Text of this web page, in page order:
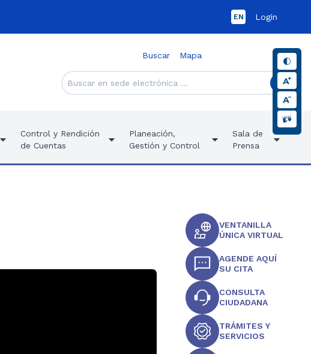
EN Login
Buscar Mapa
Control y Rendición
de Cuentas
Planeación,
Gestión y Control
Sala de
Prensa
VENTANILLA
ÚNICA VIRTUAL
AGENDE AQUÍ
SU CITA
CONSULTA
CIUDADANA
TRÁMITES Y
SERVICIOS